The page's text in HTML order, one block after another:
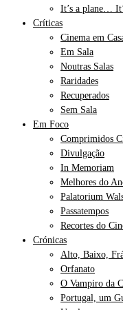
It’s a plane…
Críticas
Cinema em
Em Sala
Noutras Salas
Raridades
Recuperados
Sem Sala
Em Foco
Comprimidos
Divulgação
In Memoriam
Melhores do
Palatorium
Passatempos
Recortes do
Crónicas
Alto, Baixo,
Orfanato
O Vampiro da
Portugal, um